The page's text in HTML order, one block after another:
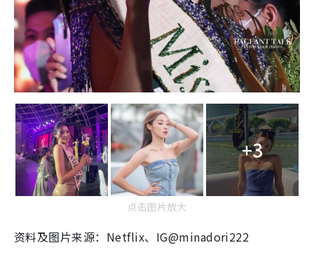
+3
点击图片放大
资料及图片来源：Netflix、IG@minadori222